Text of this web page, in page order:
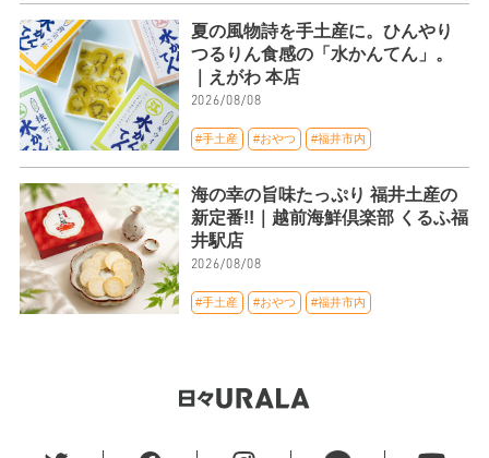
夏の風物詩を手土産に。ひんやり
つるりん食感の「水かんてん」。
｜えがわ 本店
2026/08/08
#手土産 #おやつ #福井市内
海の幸の旨味たっぷり 福井土産の
新定番!!｜越前海鮮倶楽部 くるふ福
井駅店
2026/08/08
#手土産 #おやつ #福井市内